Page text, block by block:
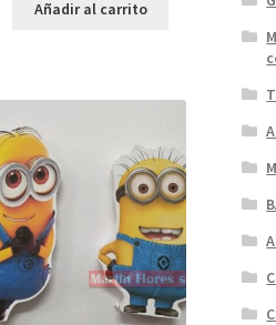
Añadir al carrito